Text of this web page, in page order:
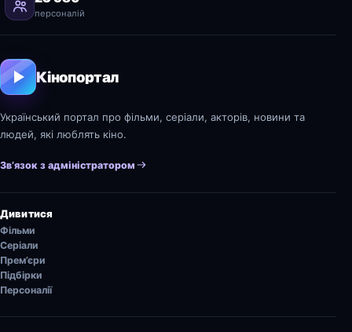
персоналій
Кінопортал
Український портал про фільми, серіали, акторів, новини та
людей, які люблять кіно.
Зв’язок з адміністратором
Дивитися
Фільми
Серіали
Прем’єри
Підбірки
Персоналії